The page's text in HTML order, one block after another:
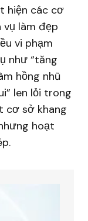
hiện các cơ
làm đẹp
vi phạm
như “tăng
hồng nhũ
len lỏi trong
cơ sở khang
hoạt